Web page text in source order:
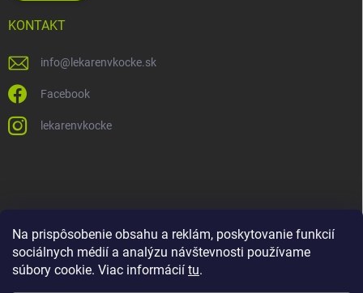
Na prispôsobenie obsahu a reklám, poskytovanie funkcií
sociálnych médií a analýzu návštevnosti používame
súbory cookie. Viac informácií tu.
KONTAKT
info@ lekarenvkocke.sk
Facebook
lekarenvkocke